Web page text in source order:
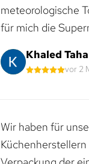
meteorologische
für mich die
Khaled Taha
vor 2
Wir haben für